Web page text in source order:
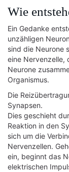
Wie
Ein Gedanke
unzähligen
sind die Neurone
eine Nervenzelle,
Neurone
Organismus.
Die
Synapsen.
Dies geschieht
Reaktion in den
sich um die
Nervenzellen.
ein, beginnt das
elektrischen